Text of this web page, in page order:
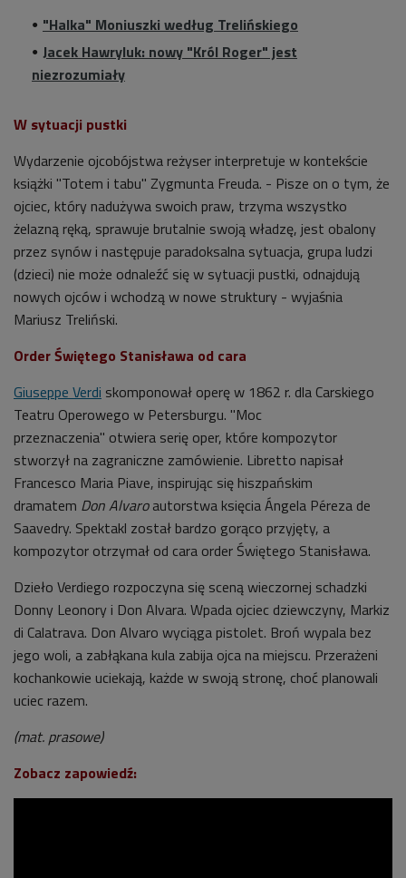
"Halka" Moniuszki według Trelińskiego
Jacek Hawryluk: nowy "Król Roger" jest
niezrozumiały
W sytuacji pustki
Wydarzenie ojcobójstwa reżyser interpretuje w kontekście
książki "Totem i tabu" Zygmunta Freuda. - Pisze on o tym, że
ojciec, który nadużywa swoich praw, trzyma wszystko
żelazną ręką, sprawuje brutalnie swoją władzę, jest obalony
przez synów i następuje paradoksalna sytuacja, grupa ludzi
(dzieci) nie może odnaleźć się w sytuacji pustki, odnajdują
nowych ojców i wchodzą w nowe struktury - wyjaśnia
Mariusz Treliński.
Order Świętego Stanisława od cara
Giuseppe Verdi skomponował operę w 1862 r. dla Carskiego
Teatru Operowego w Petersburgu. "Moc
przeznaczenia" otwiera serię oper, które kompozytor
stworzył na zagraniczne zamówienie. Libretto napisał
Francesco Maria Piave, inspirując się hiszpańskim
dramatem Don Alvaro autorstwa księcia Ángela Péreza de
Saavedry. Spektakl został bardzo gorąco przyjęty, a
kompozytor otrzymał od cara order Świętego Stanisława.
Dzieło Verdiego rozpoczyna się sceną wieczornej schadzki
Donny Leonory i Don Alvara. Wpada ojciec dziewczyny, Markiz
di Calatrava. Don Alvaro wyciąga pistolet. Broń wypala bez
jego woli, a zabłąkana kula zabija ojca na miejscu. Przerażeni
kochankowie uciekają, każde w swoją stronę, choć planowali
uciec razem.
(mat. prasowe)
Zobacz zapowiedź: